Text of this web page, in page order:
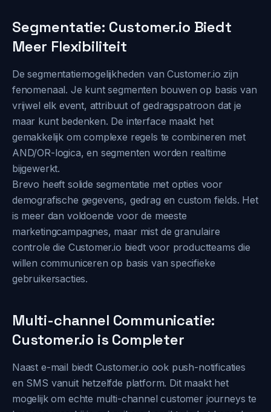
Segmentatie: Customer.io Biedt
Meer Flexibiliteit
De segmentatiemogelijkheden van Customer.io zijn
fenomenaal. Je kunt segmenten bouwen op basis van
vrijwel elk event, attribuut of gedragspatroon dat je
maar kunt bedenken. De interface maakt het
gemakkelijk om complexe regels te combineren met
AND/OR-logica, en segmenten worden realtime
bijgewerkt.
Brevo heeft solide segmentatie met opties voor
demografische gegevens, gedrag en custom fields. Het
is meer dan voldoende voor de meeste
marketingcampagnes, maar mist de granulaire
controle die Customer.io biedt voor productteams die
willen communiceren op basis van specifieke
gebruikersacties.
Multi-channel Communicatie:
Customer.io is Completer
Naast e-mail biedt Customer.io ook push-notificaties
en SMS vanuit hetzelfde platform. Dit maakt het
mogelijk om echte multi-channel customer journeys te